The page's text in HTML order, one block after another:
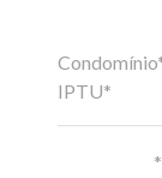
IPTU*